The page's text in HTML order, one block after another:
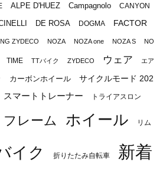
ALPE D'HUEZ Campagnolo CANYON
DE ROSA DOGMA FACTOR
ZYDECO NOZA NOZA one NOZA S NO
TIME TTバイク ZYDECO ウェア エア
カーボンホイール
サイクルモード 202
スマートトレーナー トライアスロン
フレーム ホイール リム
イク 折りたたみ自転車
新着